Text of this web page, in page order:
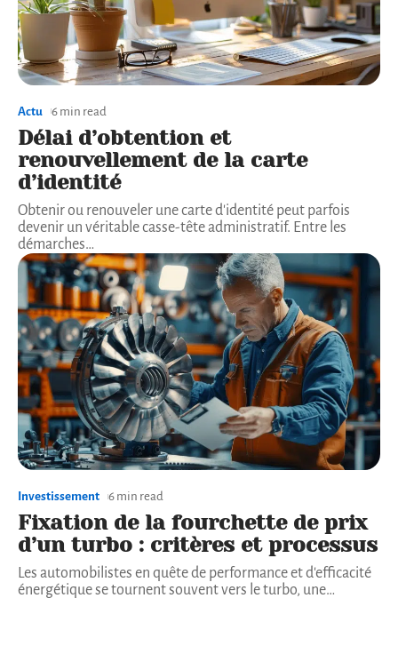
Actu 6 min read
Délai d’obtention et
renouvellement de la carte
d’identité
Obtenir ou renouveler une carte d'identité peut parfois
devenir un véritable casse-tête administratif. Entre les
démarches…
Investissement 6 min read
Fixation de la fourchette de prix
d’un turbo : critères et processus
Les automobilistes en quête de performance et d'efficacité
énergétique se tournent souvent vers le turbo, une…